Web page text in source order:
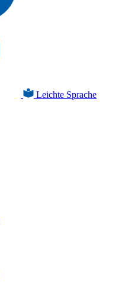
Leichte Sprache